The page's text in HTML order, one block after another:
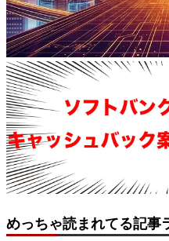
めっちゃ読まれてる記事